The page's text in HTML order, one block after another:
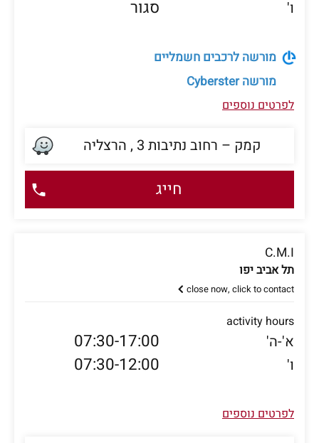
ו' סגור
מורשה לרכבים חשמליים
מורשהCyberster
לפרטים נוספים
קמק – רחוב נתיבות 3 , הרצליה
חייג
C.M.I
תל אביב יפו
close now, click to contact
activity hours
א'-ה' 07:30-17:00
ו' 07:30-12:00
לפרטים נוספים